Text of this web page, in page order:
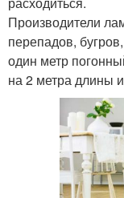
Производители
перепадов,
один метр
на 2 метра длины